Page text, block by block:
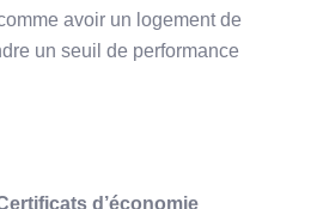
avoir un logement de
un seuil de performance
d’économie